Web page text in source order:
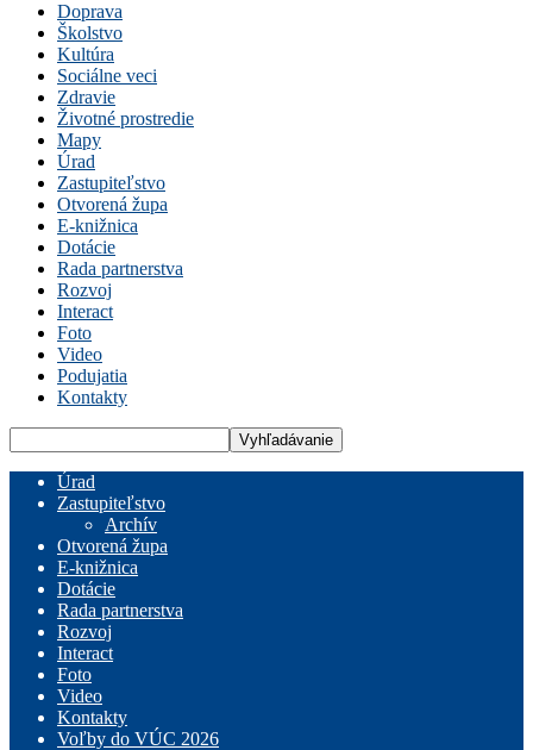
Doprava
Školstvo
Kultúra
Sociálne veci
Zdravie
Životné prostredie
Mapy
Úrad
Zastupiteľstvo
Otvorená župa
E-knižnica
Dotácie
Rada partnerstva
Rozvoj
Interact
Foto
Video
Podujatia
Kontakty
Úrad
Zastupiteľstvo
Archív
Otvorená župa
E-knižnica
Dotácie
Rada partnerstva
Rozvoj
Interact
Foto
Video
Kontakty
Voľby do VÚC 2026